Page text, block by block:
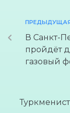
В Санкт-
пройдёт
газовый